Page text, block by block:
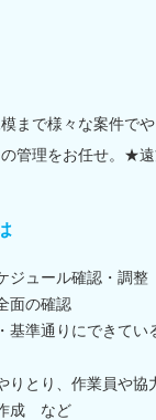
模まで様々な案件で
の管理をお任せ。★
ジュール確認・調整
面の確認
基準通りにできてい
りとり、作業員や協
成 など